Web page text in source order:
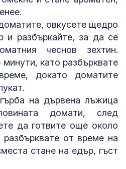
овкусете щедро
и разбъркайте, за да се
чеснов зехтин.
минути, като разбърквате
докато доматите
на дървена лъжица
домати, след
да готвите още около
от време на
стане на едър, гъст